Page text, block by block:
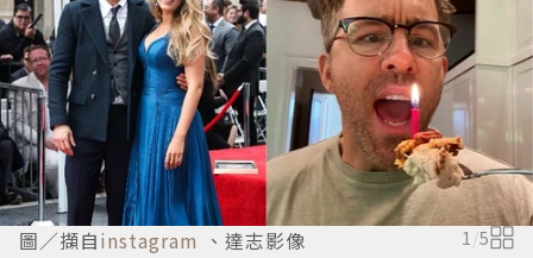
圖／擷自instagram 、達志影像 1 /5